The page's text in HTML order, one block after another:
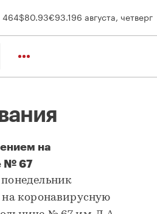
464$80.93€93.196 августа, четверг
на
№ 67
на коронавирусную